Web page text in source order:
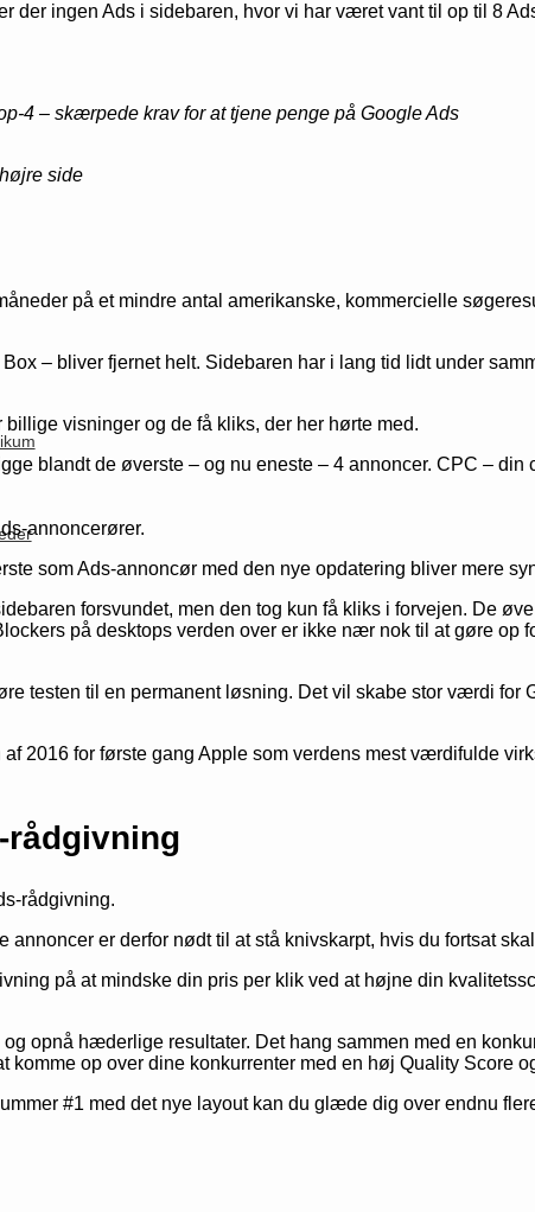
der ingen Ads i sidebaren, hvor vi har været vant til op til 8
4 – skærpede krav for at tjene penge på Google Ads
side
på et mindre antal amerikanske, kommercielle
– bliver fjernet helt. Sidebaren har i lang tid lidt under
visninger og de få kliks, der her hørte med.
blandt de øverste – og nu eneste – 4 annoncer. CPC –
annoncerører.
som Ads-annoncør med den nye opdatering bliver mere
forsvundet, men den tog kun få kliks i forvejen. De
på desktops verden over er ikke nær nok til at gøre op
testen til en permanent løsning. Det vil skabe stor værdi
2016 for første gang Apple som verdens mest værdifulde
rådgivning.
er derfor nødt til at stå knivskarpt, hvis du fortsat
på at mindske din pris per klik ved at højne din
opnå hæderlige resultater. Det hang sammen med en
op over dine konkurrenter med en høj Quality Score
#1 med det nye layout kan du glæde dig over endnu